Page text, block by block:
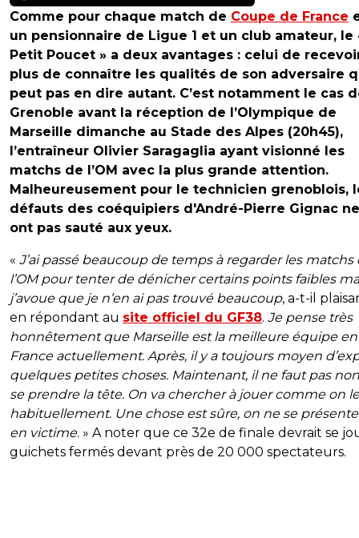
Comme pour chaque match de Coupe de France
un pensionnaire de Ligue 1 et un club amateur, le
Petit Poucet » a deux avantages : celui de
plus de connaître les qualités de son adversaire
peut pas en dire autant. C’est notamment le cas
Grenoble avant la réception de l’Olympique de
Marseille dimanche au Stade des Alpes (20h45),
l’entraîneur Olivier Saragaglia ayant visionné les
matchs de l’OM avec la plus grande attention.
Malheureusement pour le technicien grenoblois,
défauts des coéquipiers d'André-Pierre Gignac
ont pas sauté aux yeux.
« J’ai passé beaucoup de temps à regarder les matchs
l’OM pour tenter de dénicher certains points faibles
j’avoue que je n’en ai pas trouvé beaucoup, a-t-il
en répondant au site officiel du GF38. Je pense très
honnêtement que Marseille est la meilleure équipe en
France actuellement. Après, il y a toujours moyen
quelques petites choses. Maintenant, il ne faut pas
se prendre la tête. On va chercher à jouer comme on
habituellement. Une chose est sûre, on ne se
en victime. » A noter que ce 32e de finale devrait se
guichets fermés devant près de 20 000 spectateurs.